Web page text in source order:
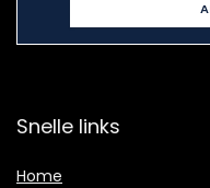
Snelle links
Home